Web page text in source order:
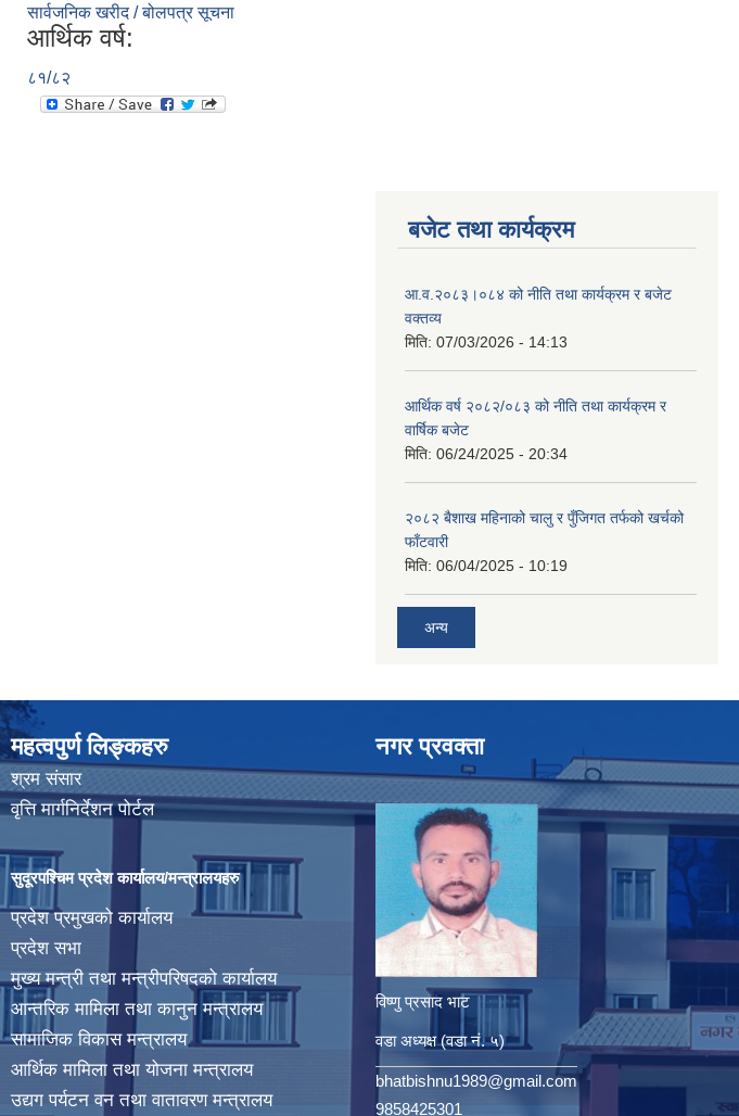
सार्वजनिक खरीद / बोलपत्र सूचना
आर्थिक वर्ष:
८१/८२
बजेट तथा कार्यक्रम
आ.व.२०८३।०८४ को नीति तथा कार्यक्रम र बजेट
वक्तव्य
मिति: 07/03/2026 - 14:13
आर्थिक वर्ष २०८२/०८३ को नीति तथा कार्यक्रम र
वार्षिक बजेट
मिति: 06/24/2025 - 20:34
२०८२ बैशाख महिनाको चालु र पुँजिगत तर्फको खर्चको
फाँटवारी
मिति: 06/04/2025 - 10:19
अन्य
महत्वपुर्ण लिङ्कहरु
श्रम संसार
वृत्ति मार्गनिर्देशन पोर्टल
सुदूरपश्चिम प्रदेश कार्यालय/मन्त्रालयहरु
प्रदेश प्रमुखको कार्यालय
प्रदेश सभा
मुख्य मन्त्री तथा मन्त्रीपरिषदको कार्यालय
आन्तरिक मामिला तथा कानुन मन्त्रालय
सामाजिक विकास मन्त्रालय
आर्थिक मामिला तथा योजना मन्त्रालय
उद्यग पर्यटन वन तथा वातावरण मन्त्रालय
नगर प्रवक्ता
विष्णु प्रसाद भाट
वडा अध्यक्ष (वडा नं. ५)
bhatbishnu1989@gmail.com
9858425301